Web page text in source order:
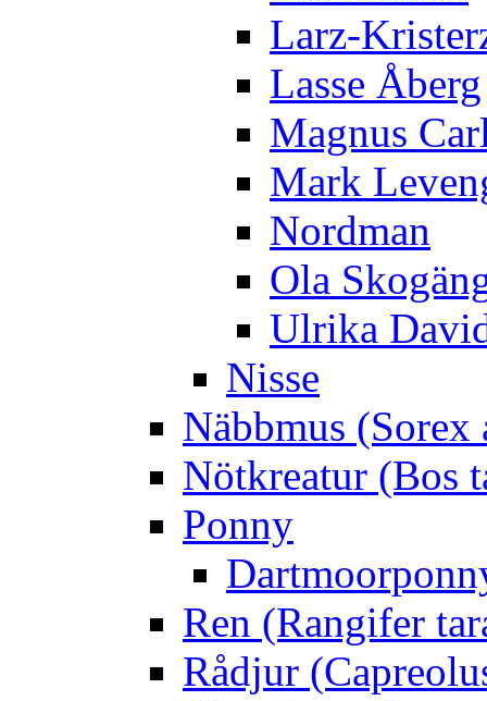
Larz-
Lasse Åberg
Magnus
Mark
Nordman
Ola
Ulrika
Nisse
Näbbmus (Sorex
Nötkreatur (Bos
Ponny
Ren (Rangifer
Rådjur